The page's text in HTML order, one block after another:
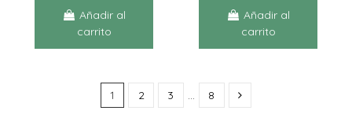
Añadir al
carrito
Añadir al
carrito
1 2 3 … 8